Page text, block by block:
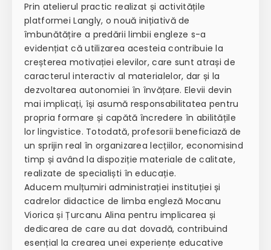
Prin atelierul practic realizat și activitățile
platformei Langly, o nouă inițiativă de
îmbunătățire a predării limbii engleze s-a
evidențiat că utilizarea acesteia contribuie la
creșterea motivației elevilor, care sunt atrași de
caracterul interactiv al materialelor, dar și la
dezvoltarea autonomiei în învățare. Elevii devin
mai implicați, își asumă responsabilitatea pentru
propria formare și capătă încredere în abilitățile
lor lingvistice. Totodată, profesorii beneficiază de
un sprijin real în organizarea lecțiilor, economisind
timp și având la dispoziție materiale de calitate,
realizate de specialiști în educație.
Aducem mulțumiri administrației instituției și
cadrelor didactice de limba engleză Mocanu
Viorica și Țurcanu Alina pentru implicarea și
dedicarea de care au dat dovadă, contribuind
esențial la crearea unei experiențe educative